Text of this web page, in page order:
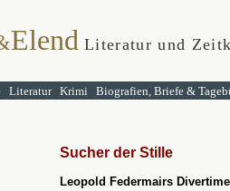
Elend Literatur und
Literatur Krimi Biografien, Briefe &
Sucher der Stille
Leopold Federmairs